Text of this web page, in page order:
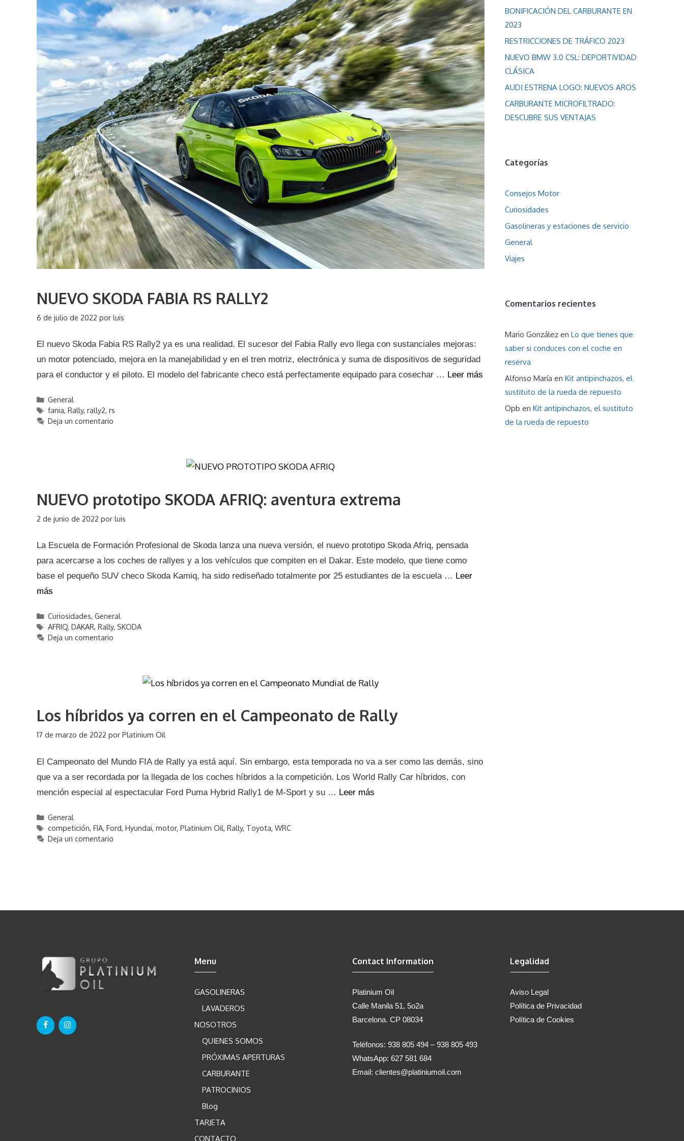
NUEVO SKODA FABIA RS RALLY2
6 de julio de 2022 por luis
El nuevo Skoda Fabia RS Rally2 ya es una realidad. El sucesor del Fabia Rally evo llega con sustanciales mejoras:
un motor potenciado, mejora en la manejabilidad y en el tren motriz, electrónica y suma de dispositivos de seguridad
para el conductor y el piloto. El modelo del fabricante checo está perfectamente equipado para cosechar … Leer más
C
a
t
s
General
E
t
s
fania, Rally, rally2, rs
Deja un comentario
NUEVO prototipo SKODA AFRIQ: aventura extrema
2 de junio de 2022 por luis
La Escuela de Formación Profesional de Skoda lanza una nueva versión, el nuevo prototipo Skoda Afriq, pensada
para acercarse a los coches de rallyes y a los vehículos que compiten en el Dakar. Este modelo, que tiene como
base el pequeño SUV checo Skoda Kamiq, ha sido rediseñado totalmente por 25 estudiantes de la escuela … Leer
más
C
a
t
s
Curiosidades, General
E
t
s
AFRIQ, DAKAR, Rally, SKODA
Deja un comentario
Los híbridos ya corren en el Campeonato de Rally
17 de marzo de 2022 por Platinium Oil
El Campeonato del Mundo FIA de Rally ya está aquí. Sin embargo, esta temporada no va a ser como las demás, sino
que va a ser recordada por la llegada de los coches híbridos a la competición. Los World Rally Car híbridos, con
mención especial al espectacular Ford Puma Hybrid Rally1 de M-Sport y su … Leer más
C
a
t
s
General
E
t
s
competición, FIA, Ford, Hyundai, motor, Platinium Oil, Rally, Toyota, WRC
Deja un comentario
BONIFICACIÓN DEL CARBURANTE EN
2023
RESTRICCIONES DE TRÁFICO 2023
NUEVO BMW 3.0 CSL: DEPORTIVIDAD
CLÁSICA
AUDI ESTRENA LOGO: NUEVOS AROS
CARBURANTE MICROFILTRADO:
DESCUBRE SUS VENTAJAS
Categorías
Consejos Motor
Curiosidades
Gasolineras y estaciones de servicio
General
Viajes
Comentarios recientes
Mario González en Lo que tienes que
saber si conduces con el coche en
reserva
Alfonso María en Kit antipinchazos, el
sustituto de la rueda de repuesto
Opb en Kit antipinchazos, el sustituto
de la rueda de repuesto
Menu
GASOLINERAS
LAVADEROS
NOSOTROS
QUIENES SOMOS
PRÓXIMAS APERTURAS
CARBURANTE
PATROCINIOS
Blog
TARJETA
CONTACTO
Contact Information
Platinium Oil
Calle Manila 51, 5o2a
Barcelona. CP 08034
Teléfonos: 938 805 494 – 938 805 493
WhatsApp: 627 581 684
Email: clientes@platiniumoil.com
Legalidad
Aviso Legal
Política de Privacidad
Política de Cookies